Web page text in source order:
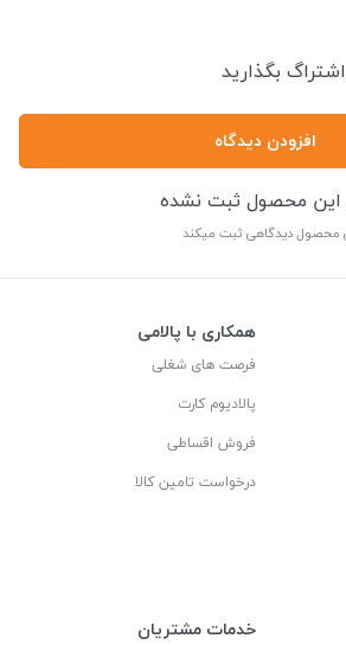
بگذارید
افزودن دیدگاه
این محصول ثبت نشده
محصول دیدگاهی ثبت میکند
همکاری با پالامی
فرصت های شغلی
پالادیوم کارت
فروش اقساطی
درخواست تامین کالا
خدمات مشتریان